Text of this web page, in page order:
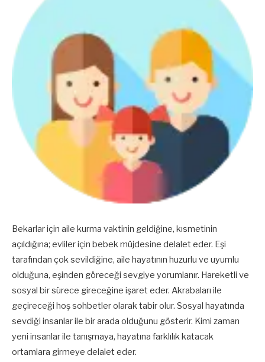
Bekarlar için aile kurma vaktinin geldiğine, kısmetinin
açıldığına; evliler için bebek müjdesine delalet eder. Eşi
tarafından çok sevildiğine, aile hayatının huzurlu ve uyumlu
olduğuna, eşinden göreceği sevgiye yorumlanır. Hareketli ve
sosyal bir sürece gireceğine işaret eder. Akrabaları ile
geçireceği hoş sohbetler olarak tabir olur. Sosyal hayatında
sevdiği insanlar ile bir arada olduğunu gösterir. Kimi zaman
yeni insanlar ile tanışmaya, hayatına farklılık katacak
ortamlara girmeye delalet eder.